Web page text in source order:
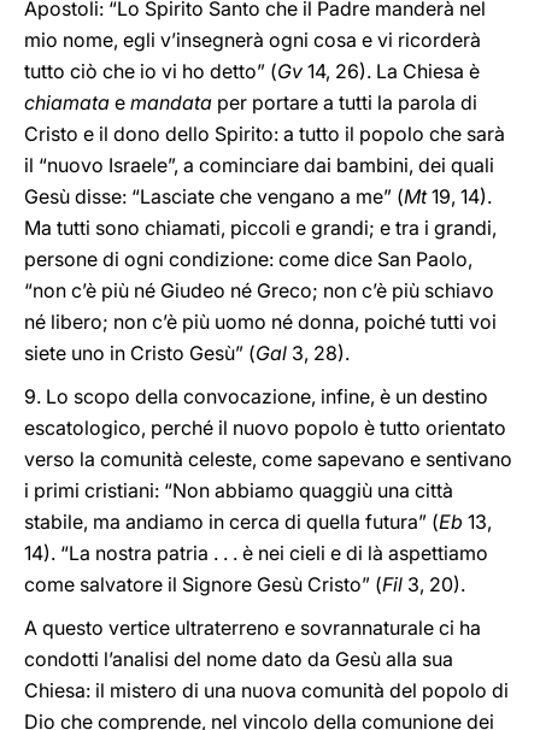
Apostoli: “Lo Spirito Santo che il Padre manderà nel
mio nome, egli v’insegnerà ogni cosa e vi ricorderà
tutto ciò che io vi ho detto” (Gv 14, 26). La Chiesa è
chiamata e mandata per portare a tutti la parola di
Cristo e il dono dello Spirito: a tutto il popolo che sarà
il “nuovo Israele”, a cominciare dai bambini, dei quali
Gesù disse: “Lasciate che vengano a me” (Mt19, 14).
Ma tutti sono chiamati, piccoli e grandi; e tra i grandi,
persone di ogni condizione: come dice San Paolo,
“non c’è più né Giudeo né Greco; non c’è più schiavo
né libero; non c’è più uomo né donna, poiché tutti voi
siete uno in Cristo Gesù” (Gal 3, 28).
9. Lo scopo della convocazione, infine, è un destino
escatologico, perché il nuovo popolo è tutto orientato
verso la comunità celeste, come sapevano e sentivano
i primi cristiani: “Non abbiamo quaggiù una città
stabile, ma andiamo in cerca di quella futura” (Eb 13,
14). “La nostra patria . . . è nei cieli e di là aspettiamo
come salvatore il Signore Gesù Cristo” (Fil 3, 20).
A questo vertice ultraterreno e sovrannaturale ci ha
condotti l’analisi del nome dato da Gesù alla sua
Chiesa: il mistero di una nuova comunità del popolo di
Dio che comprende, nel vincolo della comunione dei